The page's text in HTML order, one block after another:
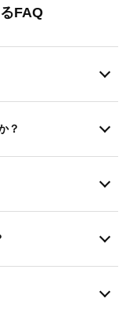
FAQ
？